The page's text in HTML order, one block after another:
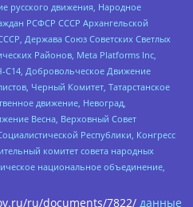
русского движения, Народное
РСФСР СССР Архангельской
Держава Союз Советских Светлых
Районов, Meta Platforms Inc,
С14, Добровольческое Движение
Черный Комитет, Татарстанское
движение, Невоград,
Весна, Верховный Совет
Республики, Конгресс
комитет совета народных
национальное объединение,
ru/documents/7822/ данные